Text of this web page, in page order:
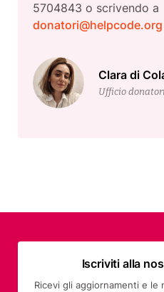
5704843 o scrivendo a
donatori@helpcode.org
Clara di
Ufficio
Iscriviti alla
Ricevi gli aggiornamenti e